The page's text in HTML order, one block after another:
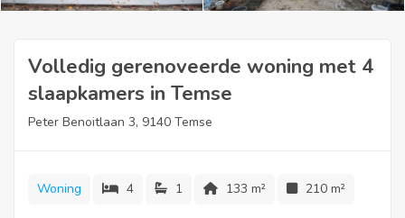
Volledig gerenoveerde woning met 4
slaapkamers in Temse
Peter Benoitlaan 3, 9140 Temse
Woning 4 1 133 m² 210 m²